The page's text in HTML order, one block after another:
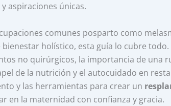
aspiraciones únicas.
comunes posparto como
holístico, esta guía lo cubre
no quirúrgicos, la importancia de una
de la nutrición y el autocuidado en
y las herramientas para crear un
en la maternidad con confianza y gracia.